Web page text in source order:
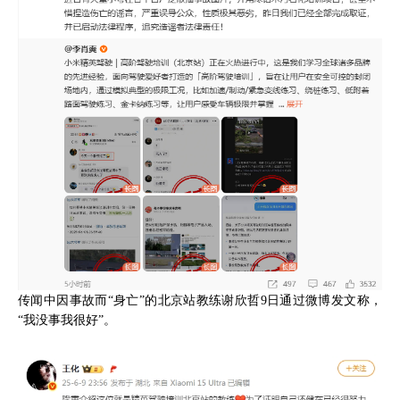
传闻中因事故而“身亡”的北京站教练谢欣哲9日通过微博发文称，
“我没事我很好”。